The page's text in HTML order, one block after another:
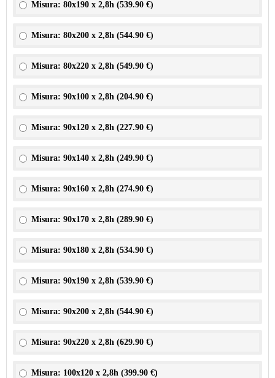
Misura: 80x190 x 2,8h (539.90 €)
Misura: 80x200 x 2,8h (544.90 €)
Misura: 80x220 x 2,8h (549.90 €)
Misura: 90x100 x 2,8h (204.90 €)
Misura: 90x120 x 2,8h (227.90 €)
Misura: 90x140 x 2,8h (249.90 €)
Misura: 90x160 x 2,8h (274.90 €)
Misura: 90x170 x 2,8h (289.90 €)
Misura: 90x180 x 2,8h (534.90 €)
Misura: 90x190 x 2,8h (539.90 €)
Misura: 90x200 x 2,8h (544.90 €)
Misura: 90x220 x 2,8h (629.90 €)
Misura: 100x120 x 2,8h (399.90 €)